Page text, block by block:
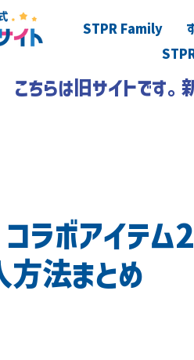
STPR Family
こちらは旧サイトです。
ボアイテム
法まとめ